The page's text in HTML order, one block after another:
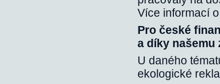
Více informací
Pro české
a díky našemu
U daného
ekologické